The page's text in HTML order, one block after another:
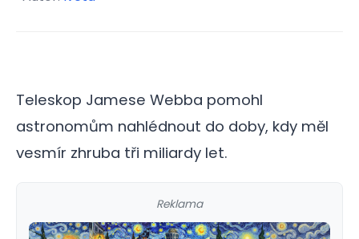
Teleskop Jamese Webba pomohl
astronomům nahlédnout do doby, kdy měl
vesmír zhruba tři miliardy let.
Reklama